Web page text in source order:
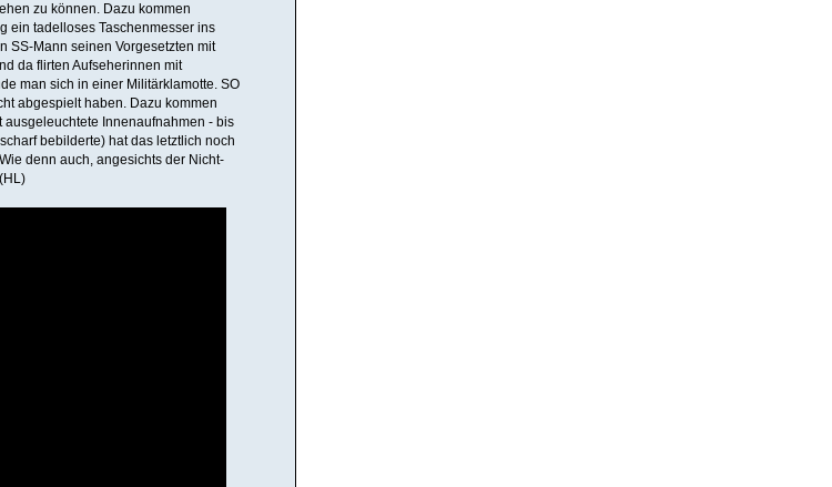
zu können. Dazu kommen
ein tadelloses Taschenmesser ins
SS-Mann seinen Vorgesetzten mit
da flirten Aufseherinnen mit
man sich in einer Militärklamotte. SO
abgespielt haben. Dazu kommen
Innenaufnahmen - bis
bebilderte) hat das letztlich noch
denn auch, angesichts der Nicht-